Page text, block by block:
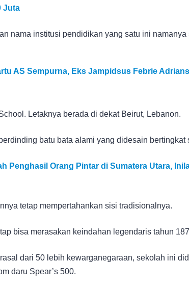
Juta
nama institusi pendidikan yang satu ini
AS Sempurna, Eks Jampidsus Febrie
Letaknya berada di dekat Beirut, Lebanon.
batu bata alami yang didesain bertingkat
Penghasil Orang Pintar di Sumatera Utara,
tetap mempertahankan sisi tradisionalnya.
bisa merasakan keindahan legendaris tahun
dari 50 lebih kewarganegaraan, sekolah ini
daru Spear’s 500.